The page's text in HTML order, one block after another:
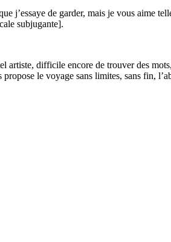
j’essaye de garder, mais je vous aime
subjugante].
artiste, difficile encore de trouver des
le voyage sans limites, sans fin,